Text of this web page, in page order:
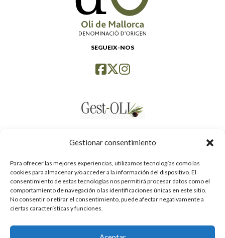
Gestionar consentimiento
Para ofrecer las mejores experiencias, utilizamos tecnologías como las
cookies para almacenar y/o acceder a la información del dispositivo. El
consentimiento de estas tecnologías nos permitirá procesar datos como el
comportamiento de navegación o las identificaciones únicas en este sitio.
No consentir o retirar el consentimiento, puede afectar negativamente a
ciertas características y funciones.
SEGUEIX-NOS